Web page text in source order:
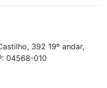
392 19º andar,
04568-010